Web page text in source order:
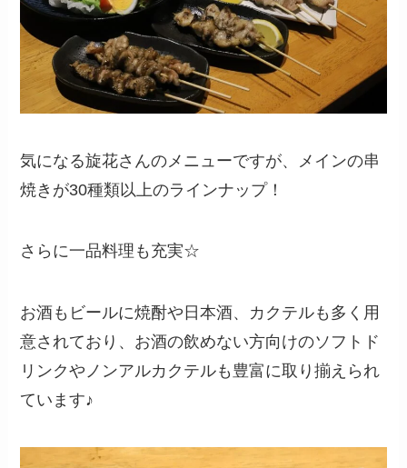
気になる旋花さんのメニューですが、メインの串
焼きが30種類以上のラインナップ！
さらに一品料理も充実☆
お酒もビールに焼酎や日本酒、カクテルも多く用
意されており、お酒の飲めない方向けのソフトド
リンクやノンアルカクテルも豊富に取り揃えられ
ています♪